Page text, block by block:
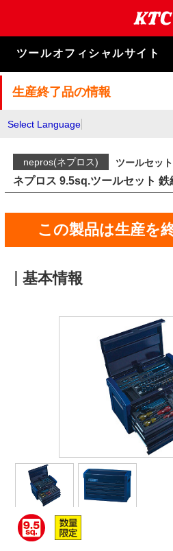
ま
キ
ツールオフィシャルサイト
生産終了品の情報
Select Language
nepros(ネプロス) ツールセット
ネプロス 9.5sq.ツールセット 鉄
この製品は生産を
基本情報